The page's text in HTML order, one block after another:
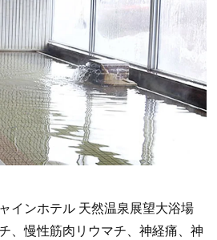
インホテル 天然温泉展望大浴場
、慢性筋肉リウマチ、神経痛、神